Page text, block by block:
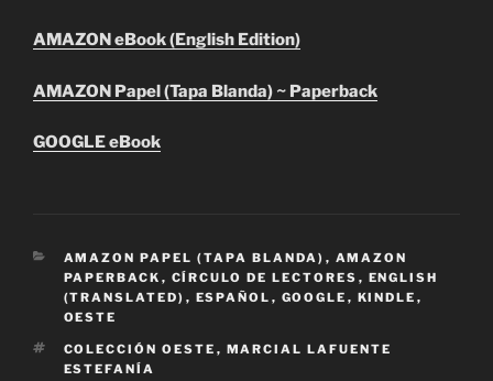
AMAZON eBook (English Edition)
AMAZON Papel (Tapa Blanda) ~ Paperback
GOOGLE eBook
CATEGORIES
AMAZON PAPEL (TAPA BLANDA) , AMAZON
PAPERBACK , CÍRCULO DE LECTORES , ENGLISH
(TRANSLATED) , ESPAÑOL , GOOGLE , KINDLE ,
OESTE
TAGS
COLECCIÓN OESTE , MARCIAL LAFUENTE
ESTEFANÍA